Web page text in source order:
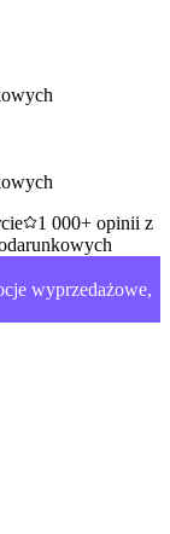
1 000+ opinii z
wyprzedażowe,